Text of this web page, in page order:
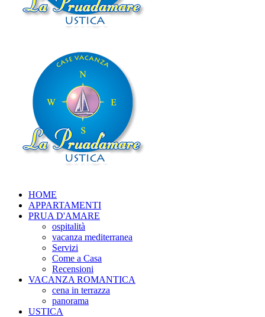
HOME
APPARTAMENTI
PRUA D'AMARE
ospitalità
vacanza mediterranea
Servizi
Come a Casa
Recensioni
VACANZA ROMANTICA
cena in terrazza
panorama
USTICA